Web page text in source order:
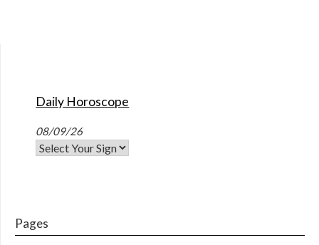
Daily Horoscope
08/09/26
Pages